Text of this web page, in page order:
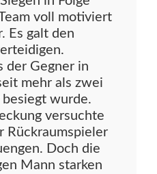
voll motiviert
Es galt den
der Gegner in
mehr als zwei
wurde.
versuchte
Rückraumspieler
Doch die
Mann starken